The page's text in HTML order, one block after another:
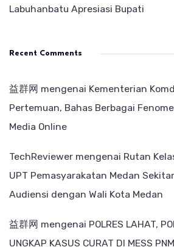
Labuhanbatu Apresiasi Bupati
Recent Comments
益群网 mengenai Kementerian
Pertemuan, Bahas Berbagai
Media Online
TechReviewer mengenai Rutan
UPT Pemasyarakatan Medan
Audiensi dengan Wali Kota Medan
益群网 mengenai POLRES LAHAT,
UNGKAP KASUS CURAT DI MESS